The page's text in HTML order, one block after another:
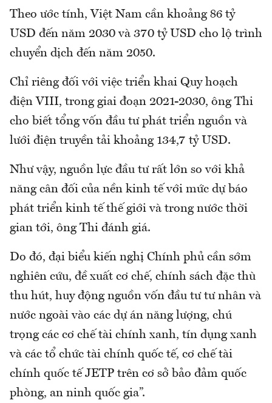
Theo ước tính, Việt Nam cần khoảng 86 tỷ
USD đến năm 2030 và 370 tỷ USD cho lộ trình
chuyển dịch đến năm 2050.
Chỉ riêng đối với việc triển khai Quy hoạch
điện VIII, trong giai đoạn 2021-2030, ông Thi
cho biết tổng vốn đầu tư phát triển nguồn và
lưới điện truyền tải khoảng 134,7 tỷ USD.
Như vậy, nguồn lực đầu tư rất lớn so với khả
năng cân đối của nền kinh tế với mức dự báo
phát triển kinh tế thế giới và trong nước thời
gian tới, ông Thi đánh giá.
Do đó, đại biểu kiến nghị Chính phủ cần sớm
nghiên cứu, đề xuất cơ chế, chính sách đặc thù
thu hút, huy động nguồn vốn đầu tư tư nhân và
nước ngoài vào các dự án năng lượng, chú
trọng các cơ chế tài chính xanh, tín dụng xanh
và các tổ chức tài chính quốc tế, cơ chế tài
chính quốc tế JETP trên cơ sở bảo đảm quốc
phòng, an ninh quốc gia”.